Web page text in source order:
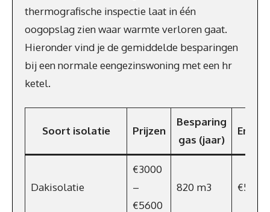
thermografische inspectie laat in één
oogopslag zien waar warmte verloren gaat.
Hieronder vind je de gemiddelde besparingen
bij een normale eengezinswoning met een hr
ketel.
Soort isolatie Prijzen
Besparing
gas (jaar)
Dakisolatie
€3000
–
€5600
820 m3 €590